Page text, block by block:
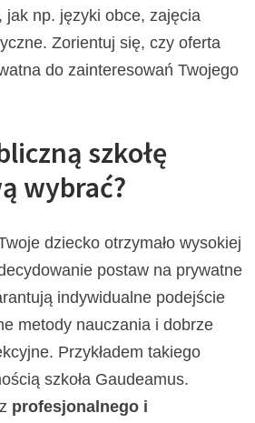
jak np. języki obce, zajęcia
Zorientuj się, czy oferta
do zainteresowań Twojego
szkołę
wybrać?
dziecko otrzymało wysokiej
postaw na prywatne
indywidualne podejście
metody nauczania i dobrze
Przykładem takiego
szkoła Gaudeamus.
profesjonalnego i